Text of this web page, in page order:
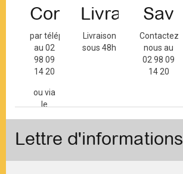
Contact
par téléphone
au 02
98 09
14 20
ou via
le
contact
Livraison
Livraison
sous 48h
Sav
Contactez-
nous au
02 98 09
14 20
Lettre d'informations